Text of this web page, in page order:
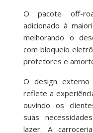
O pacote off-
adicionado à
melhorando o
com bloqueio
protetores e
O design
reflete a
ouvindo os
suas
lazer. A